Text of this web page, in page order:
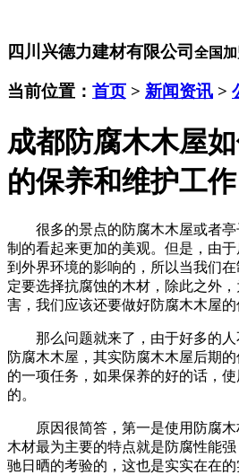
四川兴德力建材有限公司 全国加
当前位置： 首页 > 新闻资讯 >
成都防腐木木屋
的保养和维护工作
很多的景点的防腐木木屋或者
制的看起来更加的美观。但是，由
到外界环境的影响的，所以当我们
定要选择抗腐蚀的木材，除此之外
害，我们应该还要做好防腐木木屋的
那么问题就来了，由于好多的
防腐木木屋，其实防腐木木屋后期
的一项任务，如果保养的好的话，
的。
原因很简答，第一是使用防腐
木材最为主要的特点就是防腐性能
驰日晒的考验的，这也是实实在在